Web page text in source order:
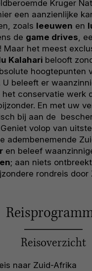
Kruger
een aanzienlijke
zoals leeuwen en
de game drives,
Maar het meest
Kalahari belooft
hoogtepunten
U beleeft er
het conservatie werk
En met uw
bij aan de
volop van
adembenemende
en beleef
; aan niets
rondreis door
Reisoverzicht
naar Zuid-Afrika